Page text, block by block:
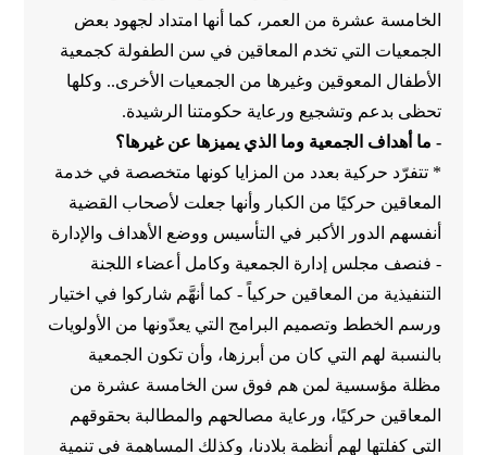
الخامسة عشرة من العمر، كما أنها امتداد لجهود بعض
الجمعيات التي تخدم المعاقين في سن الطفولة كجمعية
الأطفال المعوقين وغيرها من الجمعيات الأخرى.. وكلها
تحظى بدعم وتشجيع ورعاية حكومتنا الرشيدة.
- ما أهداف الجمعية وما الذي يميزها عن غيرها؟
* تتفرّد حركية بعدد من المزايا كونها متخصصة في خدمة
المعاقين حركيًا من الكبار وأنها جعلت لأصحاب القضية
أنفسهم الدور الأكبر في التأسيس ووضع الأهداف والإدارة
- فنصف مجلس إدارة الجمعية وكامل أعضاء اللجنة
التنفيذية من المعاقين حركياً - كما أنهَّم شاركوا في اختيار
ورسم الخطط وتصميم البرامج التي يعدّونها من الأولويات
بالنسبة لهم التي كان من أبرزها، وأن تكون الجمعية
مظلة مؤسسية لمن هم فوق سن الخامسة عشرة من
المعاقين حركيًا، ورعاية مصالحهم والمطالبة بحقوقهم
التي كفلتها لهم أنظمة بلادنا، وكذلك المساهمة في تنمية